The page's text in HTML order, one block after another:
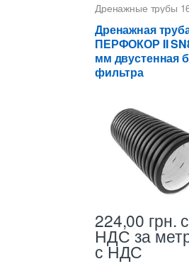
Дренажные трубы
Дренажные трубы
Перфокор,Трубы
дренажные
Дренажная
ПЕРФОКОР II
мм двустенная
фильтра
224,00 грн. с
НДС за
с НДС